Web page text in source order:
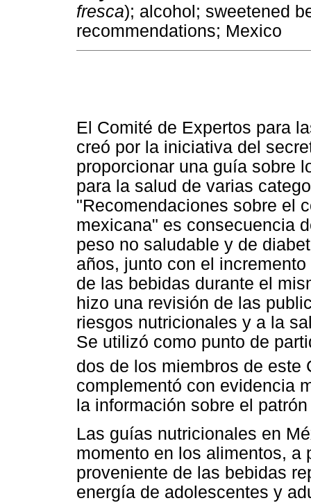
fresca); alcohol; sweetened
recommendations; Mexico
El Comité de Expertos para
creó por la iniciativa del
proporcionar una guía sobre
para la salud de varias
"Recomendaciones sobre el
mexicana" es consecuencia
peso no saludable y de
años, junto con el
de las bebidas durante el
hizo una revisión de las
riesgos nutricionales y a la
Se utilizó como punto de
dos de los miembros de este
complementó con evidencia
la información sobre el
Las guías nutricionales en
momento en los alimentos, a
proveniente de las bebidas
energía de adolescentes y